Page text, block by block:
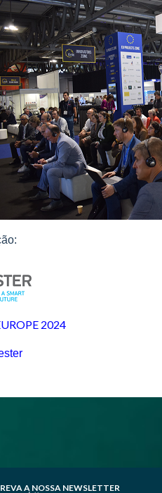
2024
A NOSSA NEWSLETTER